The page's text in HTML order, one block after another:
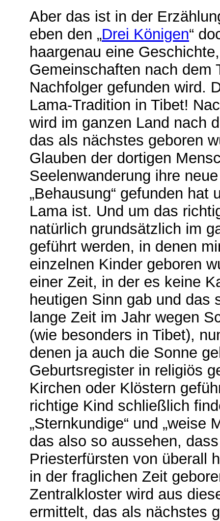
Aber das ist in der
eben den „Drei Königen“
haargenau eine
Gemeinschaften nach dem
Nachfolger gefunden wird.
Lama-Tradition in Tibet!
wird im ganzen Land nach
das als nächstes geboren
Glauben der dortigen
Seelenwanderung ihre
„Behausung“ gefunden
Lama ist. Und um das
natürlich grundsätzlich im
geführt werden, in denen
einzelnen Kinder geboren
einer Zeit, in der es keine
heutigen Sinn gab und das
lange Zeit im Jahr wegen
(wie besonders in Tibet),
denen ja auch die Sonne
Geburtsregister in religiös
Kirchen oder Klöstern
richtige Kind schließlich
„Sternkundige“ und „weise
das also so aussehen,
Priesterfürsten von überall
in der fraglichen Zeit
Zentralkloster wird aus
ermittelt, das als nächstes